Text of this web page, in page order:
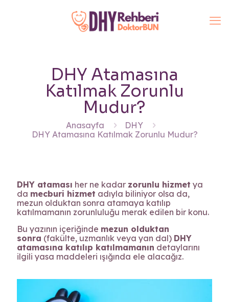
DHY Atamasına
Katılmak Zorunlu
Mudur?
Anasayfa
DHY
DHY Atamasına Katılmak Zorunlu Mudur?
DHY ataması her ne kadar zorunlu hizmet ya
da mecburi hizmet adıyla biliniyor olsa da,
mezun olduktan sonra atamaya katılıp
katılmamanın zorunluluğu merak edilen bir konu.
Bu yazının içeriğinde mezun olduktan
sonra (fakülte, uzmanlık veya yan dal) DHY
atamasına katılıp katılmamanın detaylarını
ilgili yasa maddeleri ışığında ele alacağız.